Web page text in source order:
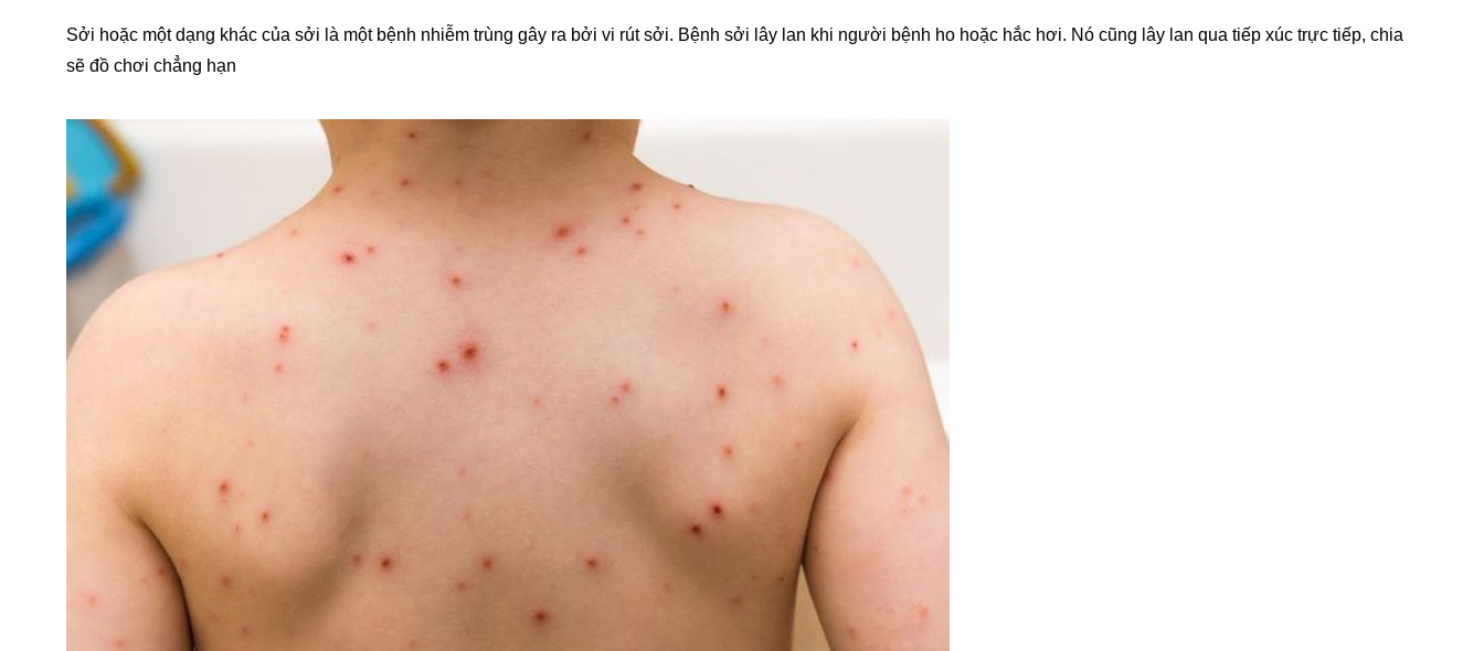
Sởi hoặc một dạng khác của sởi là một bệnh nhiễm trùng gây ra bởi vi rút sởi. Bệnh sởi lây lan khi người bệnh ho hoặc hắc hơi. Nó cũng lây lan qua tiếp xúc trực tiếp, chia
sẽ đồ chơi chẳng hạn